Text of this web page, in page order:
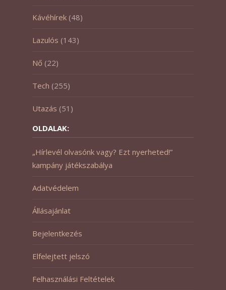
Kávéhírek (48)
Lazulós (143)
Nő (22)
Tech (255)
Utazás (51)
OLDALAK:
„Hírlevél olvasónk vagy? Ezt nyerheted!”
kampány játékszabálya
Adatvédelem
Állásajánlat
Bejelentkezés
Elfelejtett jelszó
Felhasználási Feltételek